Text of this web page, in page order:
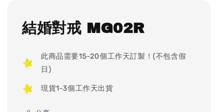
結婚對戒 MG02R
此商品需要15-20個工作天訂製！(不包含假
日)
現貨1-3個工作天出貨